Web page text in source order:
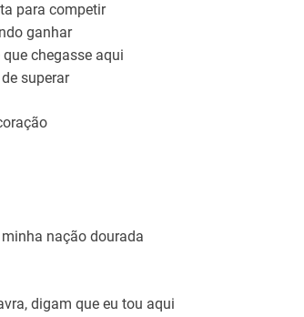
para competir
ganhar
chegasse aqui
superar
nação dourada
digam que eu tou aqui